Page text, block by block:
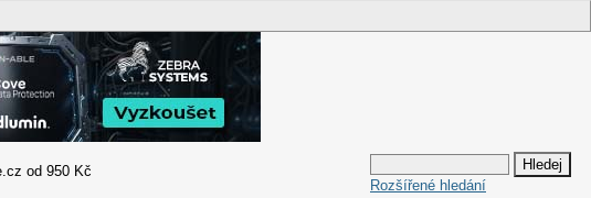
od 950 Kč
Rozšířené hledání